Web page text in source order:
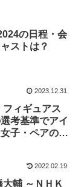
の日程・会
ストは？
2023.12.31
ィギュアス
考基準でアイ
子・ペアの内
2022.02.19
輔 ～ＮＨＫ